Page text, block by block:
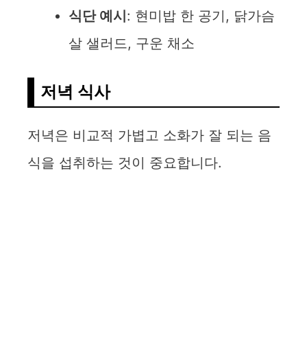
식단 예시: 현미밥 한 공기, 닭가슴
살 샐러드, 구운 채소
저녁 식사
저녁은 비교적 가볍고 소화가 잘 되는 음
식을 섭취하는 것이 중요합니다.